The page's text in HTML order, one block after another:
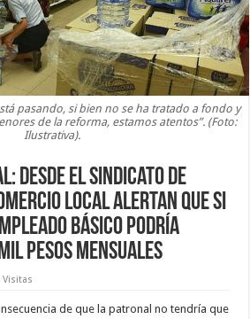
pasando, si bien no se ha tratado a fondo y
de la reforma, estamos atentos”. (Foto:
Ilustrativa).
Desde el Sindicato de
local alertan que si
básico podría
pesos mensuales
Visitas
de que la patronal no tendría que